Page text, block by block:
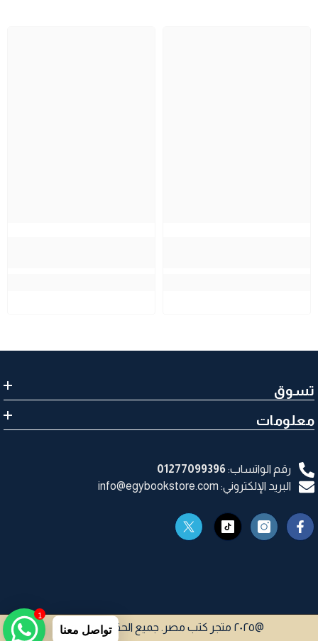
تسوق
معلومات
رقم الواتساب:01277099396
البريد الإلكتروني: info@egybookstore.com
@٢٠٢٥ متجر كتب مصر. جميع الحقوق محفوظة تواصل معنا
1